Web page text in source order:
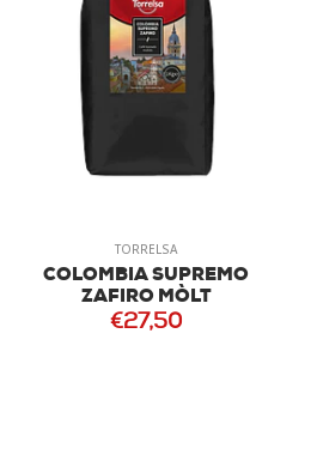
TORRELSA
COLOMBIA SUPREMO
ZAFIRO MÒLT
€27,50